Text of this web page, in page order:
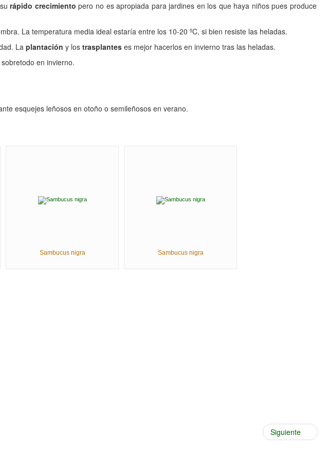
surápido crecimiento pero no es apropiada para jardines en los que haya niños pues produce
La temperatura media ideal estaría entre los 10-20 ºC, si bien resiste las heladas.
Laplantación y los trasplantes es mejor hacerlos en invierno tras las heladas.
en invierno.
esquejes leñosos en otoño o semileñosos en verano.
Sambucus nigra Sambucus nigra
Siguiente